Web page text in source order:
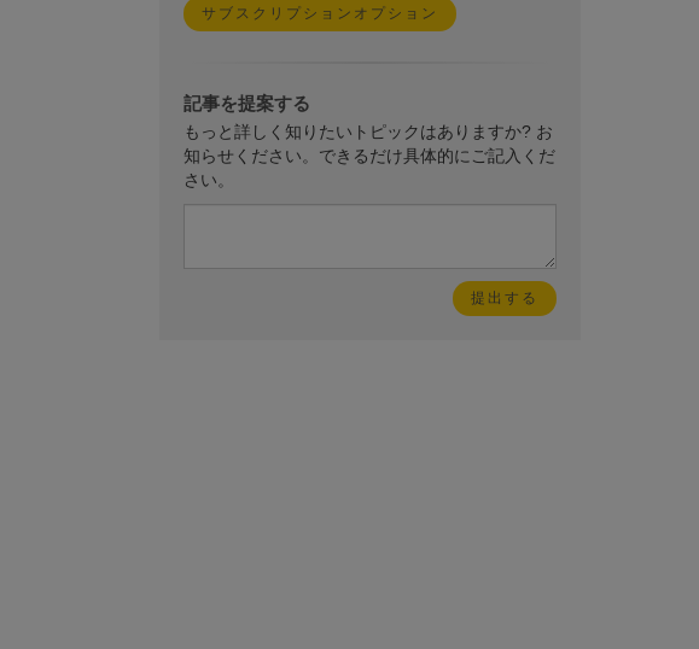
サブスクリプションオプション
記事を提案する
もっと詳しく知りたいトピックはありますか? お
知らせください。できるだけ具体的にご記入くだ
さい。